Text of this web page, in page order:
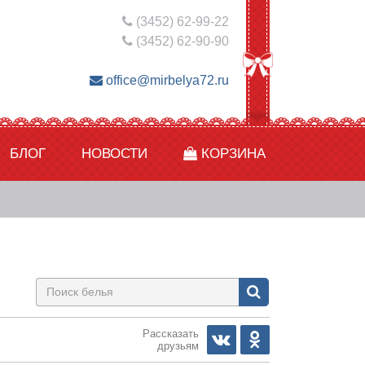
(3452) 62-99-22
(3452) 62-90-90
office@mirbelya72.ru
БЛОГ НОВОСТИ КОРЗИНА
Рассказать
друзьям